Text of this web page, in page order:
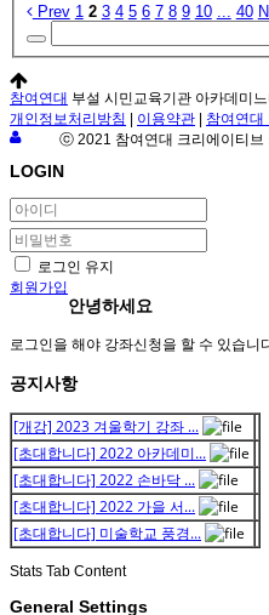
Prev 1 2 3 4 5 6 7 8 9 10 40
참여연대 부설 시민교육기관 아카데미
개인정보처리방침
이용약관 참여연대
ⓒ 2021 참여연대 크리에이티브
LOGIN
로그인 유지
회원가입
안녕하세요
로그인을 해야 강좌신청을 할 수 있습니
공지사항
[개강] 2023 겨울학기 강좌 ...
[초대합니다] 2022 아카데미...
[초대합니다] 2022 손바닥 ...
[초대합니다] 2022 가을 서...
[초대합니다] 미술학교 풍경...
Stats Tab Content
General Settings